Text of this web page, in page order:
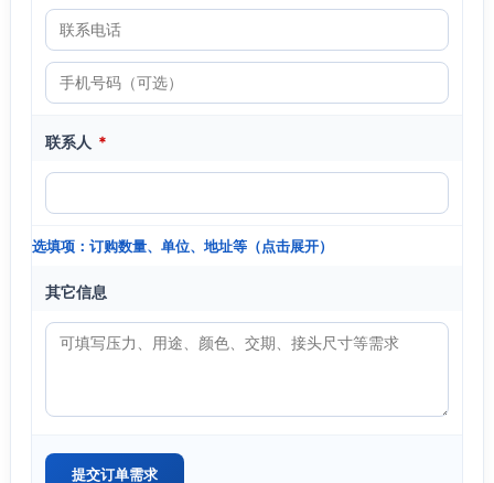
联系人 *
选填项：订购数量、单位、地址等（点击展开）
其它信息